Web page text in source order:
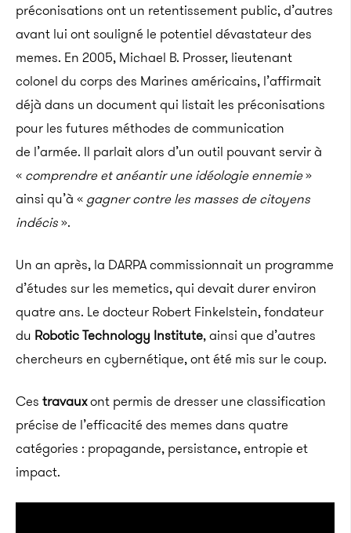
préconisations ont un retentissement public, d’autres
avant lui ont souligné le potentiel dévastateur des
memes. En 2005, Michael B. Prosser, lieutenant
colonel du corps des Marines américains, l’affirmait
déjà dans un document qui listait les préconisations
pour les futures méthodes de communication
de l’armée. Il parlait alors d’un outil pouvant servir à
« comprendre et anéantir une idéologie ennemie»
ainsi qu’à « gagner contre les masses de citoyens
indécis».
Un an après, la DARPA commissionnait un programme
d’études sur les memetics, qui devait durer environ
quatre ans. Le docteur Robert Finkelstein, fondateur
du Robotic Technology Institute, ainsi que d’autres
chercheurs en cybernétique, ont été mis sur le coup.
Ces travauxont permis de dresser une classification
précise de l’efficacité des memes dans quatre
catégories : propagande, persistance, entropie et
impact.